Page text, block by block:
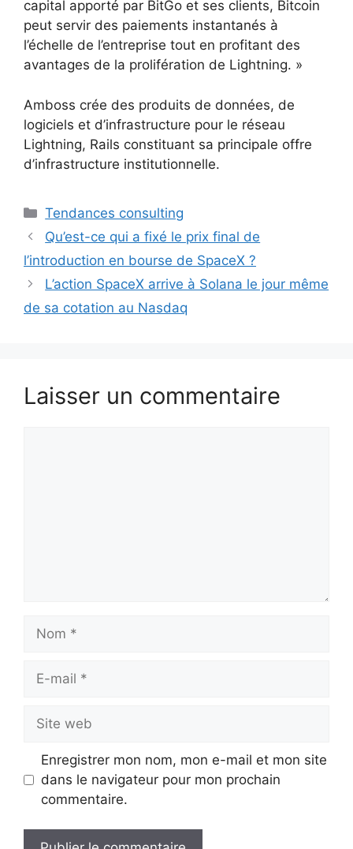
capital apporté par BitGo et ses clients, Bitcoin
peut servir des paiements instantanés à
l’échelle de l’entreprise tout en profitant des
avantages de la prolifération de Lightning. »
Amboss crée des produits de données, de
logiciels et d’infrastructure pour le réseau
Lightning, Rails constituant sa principale offre
d’infrastructure institutionnelle.
Catégories
Tendances consulting
Qu’est-ce qui a fixé le prix final de
l’introduction en bourse de SpaceX ?
L’action SpaceX arrive à Solana le jour même
de sa cotation au Nasdaq
Laisser un commentaire
mail
web
Enregistrer mon nom, mon e-mail et mon site
dans le navigateur pour mon prochain
commentaire.